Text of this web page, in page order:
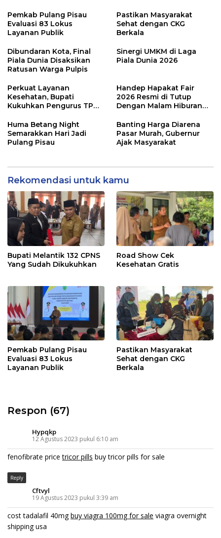
Pemkab Pulang Pisau
Evaluasi 83 Lokus
Layanan Publik
Pastikan Masyarakat
Sehat dengan CKG
Berkala
Dibundaran Kota, Final
Piala Dunia Disaksikan
Ratusan Warga Pulpis
Sinergi UMKM di Laga
Piala Dunia 2026
Perkuat Layanan
Kesehatan, Bupati
Kukuhkan Pengurus TP
Handep Hapakat Fair
2026 Resmi di Tutup
Dengan Malam Hiburan
Huma Betang Night
Semarakkan Hari Jadi
Pulang Pisau
Banting Harga Diarena
Pasar Murah, Gubernur
Ajak Masyarakat
Rekomendasi untuk kamu
Bupati Melantik 132 CPNS
Yang Sudah Dikukuhkan
Road Show Cek
Kesehatan Gratis
Pemkab Pulang Pisau
Evaluasi 83 Lokus
Layanan Publik
Pastikan Masyarakat
Sehat dengan CKG
Berkala
Respon (67)
Hypqkp
12 Agustus 2023 pukul 6:10 am
fenofibrate pricetricor pills buy tricor pills for sale
Reply
Cftvyl
19 Agustus 2023 pukul 3:39 am
cost tadalafil 40mgbuy viagra 100mg for sale viagra overnight
shipping usa